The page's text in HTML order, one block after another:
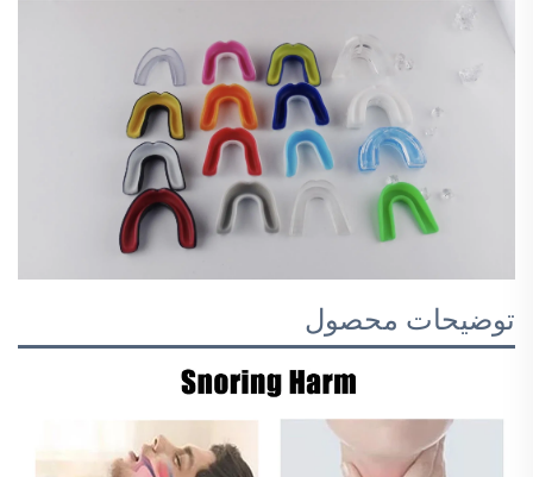
توضیحات محصول